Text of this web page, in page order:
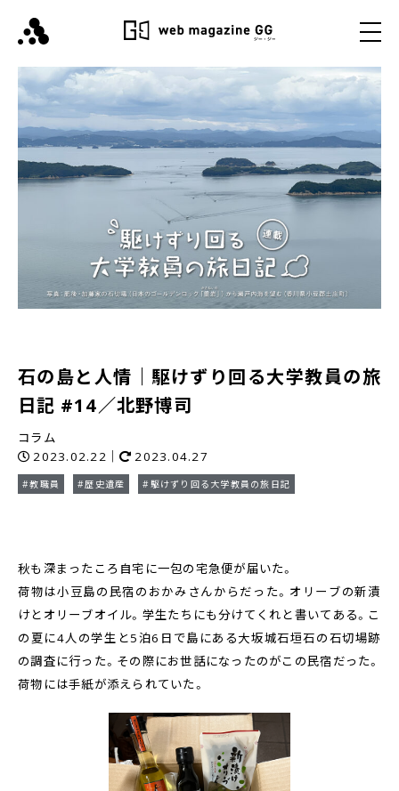
石の島と人情｜駆けずり回る大学教員の旅
日記 #14／北野博司
コラム
2023.02.22｜
2023.04.27
#教職員 #歴史遺産 #駆けずり回る大学教員の旅日記
秋も深まったころ自宅に一包の宅急便が届いた。
荷物は小豆島の民宿のおかみさんからだった。オリーブの新漬
けとオリーブオイル。学生たちにも分けてくれと書いてある。こ
の夏に4人の学生と5泊6日で島にある大坂城石垣石の石切場跡
の調査に行った。その際にお世話になったのがこの民宿だった。
荷物には手紙が添えられていた。